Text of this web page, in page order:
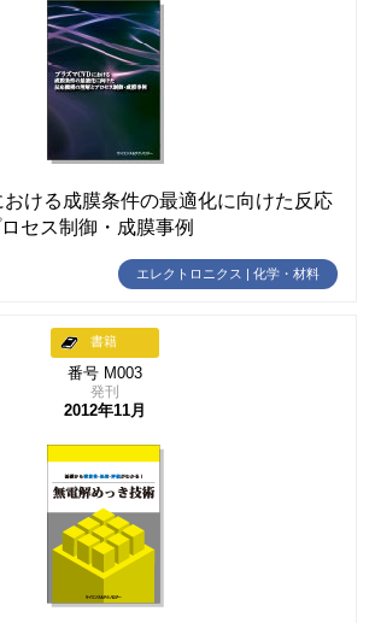
ける成膜条件の最適化に向けた反応
セス制御・成膜事例
エレクトロニクス | 化学・材料
書籍
番号 M003
発刊
2012年11月